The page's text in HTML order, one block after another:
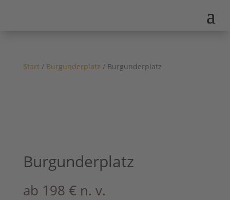
Start/ Burgunderplatz / Burgunderplatz
Burgunderplatz
ab 198 € n. v.